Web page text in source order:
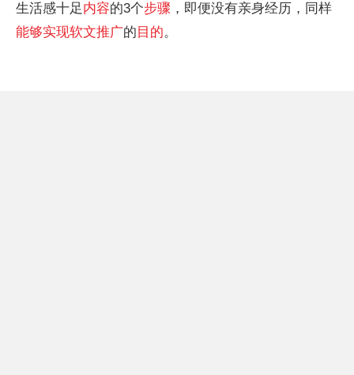
生活感十足内容的3个步骤 ，即便没有亲身经历，同样
能够实现软文推广的目的。